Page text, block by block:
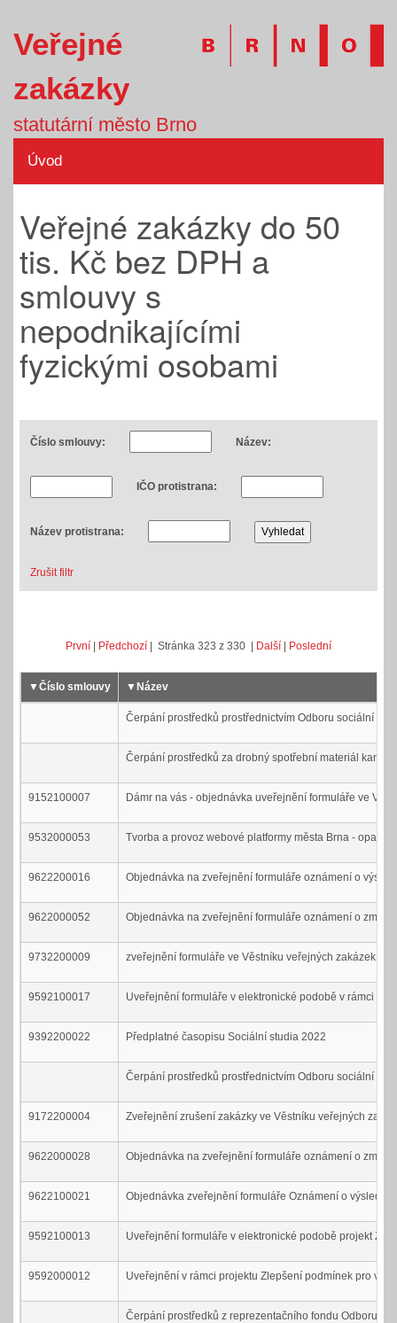
Veřejné
zakázky
statutární město Brno
Úvod
Veřejné zakázky do 50
tis. Kč bez DPH a
smlouvy s
nepodnikajícími
fyzickými osobami
Číslo smlouvy: Název:
IČO protistrana:
Název protistrana:
Zrušit filtr
První | Předchozí | Stránka 323 z 330 | Další | Poslední
▼Číslo smlouvy ▼Název
Čerpání prostředků prostřednictvím Odboru sociální
Čerpání prostředků za drobný spotřební materiál
9152100007 Dámr na vás - objednávka uveřejnění formuláře ve
9532000053 Tvorba a provoz webové platformy města Brna -
9622200016 Objednávka na zveřejnění formuláře oznámení o
9622000052 Objednávka na zveřejnění formuláře oznámení o
9732200009 zveřejnění formuláře ve Věstníku veřejných zakázek a v
9592100017 Uveřejnění formuláře v elektronické podobě v rámci
9392200022 Předplatné časopisu Sociální studia 2022
Čerpání prostředků prostřednictvím Odboru sociální
9172200004 Zveřejnění zrušení zakázky ve Věstníku veřejných
9622000028 Objednávka na zveřejnění formuláře oznámení o
9622100021 Objednávka zveřejnění formuláře Oznámení o
9592100013 Uveřejnění formuláře v elektronické podobě projekt
9592000012 Uveřejnění v rámci projektu Zlepšení podmínek pro
Čerpání prostředků z reprezentačního fondu Odboru